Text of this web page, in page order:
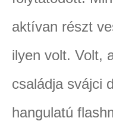
aktívan részt
ilyen volt. Volt,
családja svájci
hangulatú